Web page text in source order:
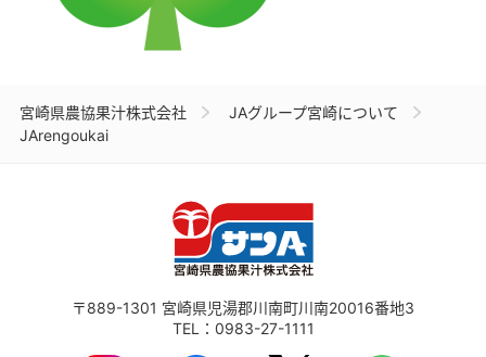
宮崎県農協果汁株式会社
JAグループ宮崎について
JArengoukai
〒889-1301 宮崎県児湯郡川南町川南20016番地3
TEL： 0983-27-1111